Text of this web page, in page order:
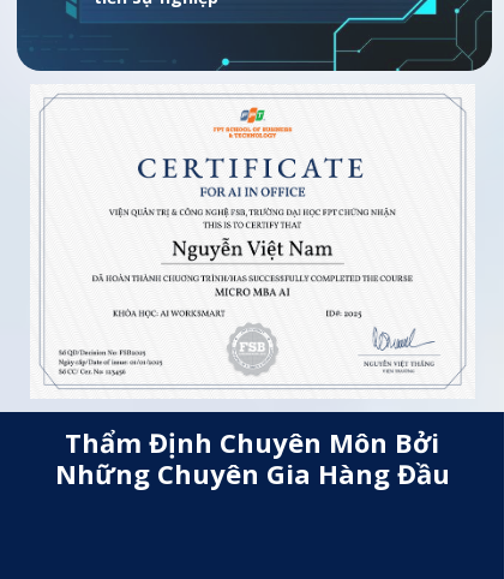
Thẩm Định Chuyên Môn Bởi
Những Chuyên Gia Hàng Đầu